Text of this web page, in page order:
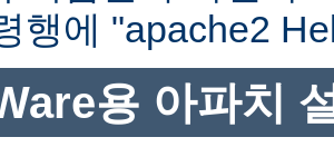
행에 "apache2
용 아파치